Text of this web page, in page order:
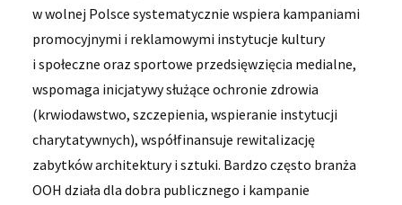
w wolnej Polsce systematycznie wspiera kampaniami
promocyjnymi i reklamowymi instytucje kultury
i społeczne oraz sportowe przedsięwzięcia medialne,
wspomaga inicjatywy służące ochronie zdrowia
(krwiodawstwo, szczepienia, wspieranie instytucji
charytatywnych), współfinansuje rewitalizację
zabytków architektury i sztuki. Bardzo często branża
OOH działa dla dobra publicznego i kampanie